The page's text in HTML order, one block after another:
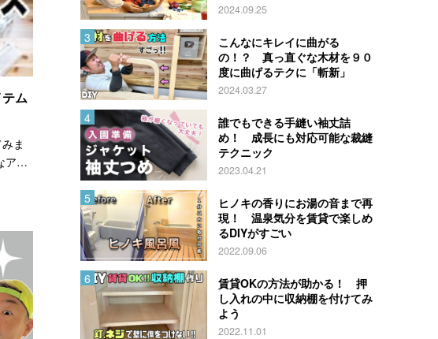
ム
ま
アイ
ア
っ
も座ら
女性のナイ
見習いた
棚を付けてみ
らうろこ！
！ 砂利で作
』に「こうい
」
2024.09.25
こんなにキレイに曲がる
の！？ 真っ直ぐな木材を９０
度に曲げるテクに「斬新」
2024.03.27
誰でもできる手縫い袖丈詰
め！ 成長にも対応可能な裁縫
テクニック
2023.04.21
ヒノキの香りにお湯の音まで再
現！ 温泉気分を賃貸で楽しめ
るDIYがすごい
2022.09.06
賃貸OKの方法が助かる！ 押
し入れの中に収納棚を付けてみ
よう
2022.11.01